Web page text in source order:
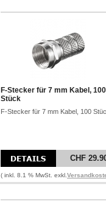
F-Stecker für 7 mm Kabel, 100
Stück
F-Stecker für 7 mm Kabel, 100
CHF
( inkl. 8.1 % MwSt. exkl.